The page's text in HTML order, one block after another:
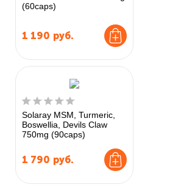
(60caps)
1 190 руб.
Solaray MSM, Turmeric,
Boswellia, Devils Claw
750mg (90caps)
1 790 руб.